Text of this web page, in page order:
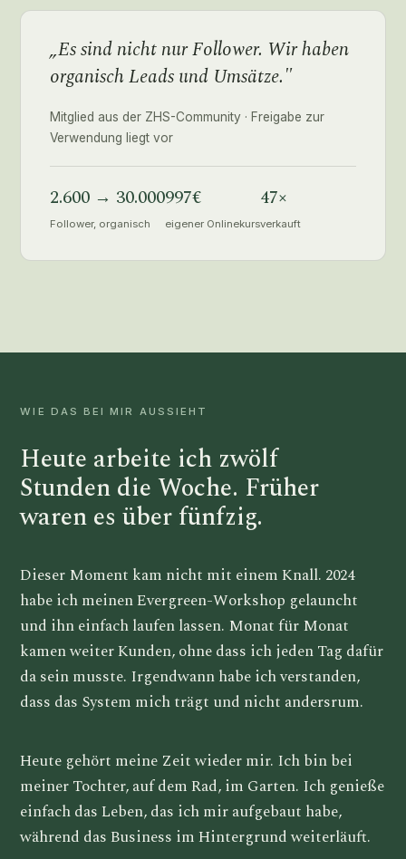
„Es sind nicht nur Follower. Wir haben
organisch Leads und Umsätze."
Mitglied aus der ZHS-Community · Freigabe zur
Verwendung liegt vor
2.600 → 30.000
Follower, organisch
997€
eigener Onlinekurs
47×
verkauft
WIE DAS BEI MIR AUSSIEHT
Heute arbeite ich zwölf
Stunden die Woche. Früher
waren es über fünfzig.
Dieser Moment kam nicht mit einem Knall. 2024
habe ich meinen Evergreen-Workshop gelauncht
und ihn einfach laufen lassen. Monat für Monat
kamen weiter Kunden, ohne dass ich jeden Tag dafür
da sein musste. Irgendwann habe ich verstanden,
dass das System mich trägt und nicht andersrum.
Heute gehört meine Zeit wieder mir. Ich bin bei
meiner Tochter, auf dem Rad, im Garten. Ich genieße
einfach das Leben, das ich mir aufgebaut habe,
während das Business im Hintergrund weiterläuft.